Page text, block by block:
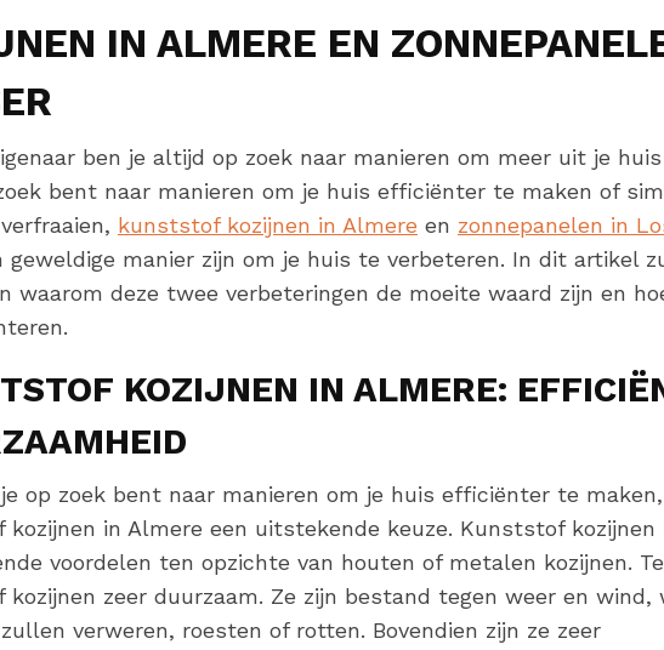
IN ALMERE EN
ben je altijd op zoek naar manieren om meer uit je
bent naar manieren om je huis efficiënter te maken of
kunststof kozijnen in Almere en zonnepanelen in
geweldige manier zijn om je huis te verbeteren. In dit artikel
waarom deze twee verbeteringen de moeite waard zijn en
KOZIJNEN IN ALMERE:
op zoek bent naar manieren om je huis efficiënter te
in Almere een uitstekende keuze. Kunststof kozijnen
voordelen ten opzichte van houten of metalen kozijnen.
zeer duurzaam. Ze zijn bestand tegen weer en wind,
verweren, roesten of rotten. Bovendien zijn ze zeer